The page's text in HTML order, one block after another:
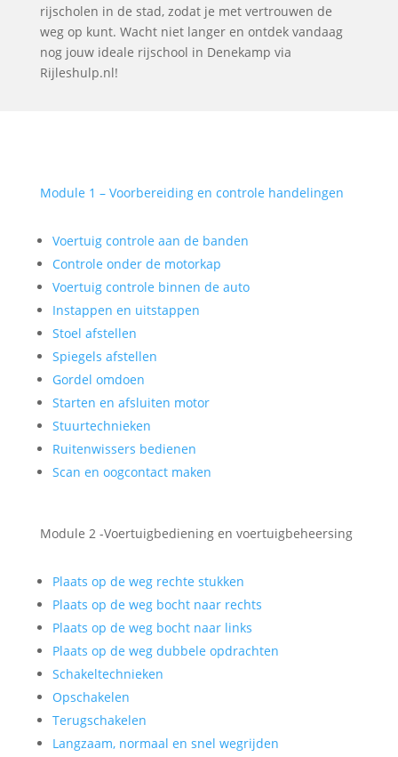
rijscholen in de stad, zodat je met vertrouwen de
weg op kunt. Wacht niet langer en ontdek vandaag
nog jouw ideale rijschool in Denekamp via
Rijleshulp.nl!
Module 1 – Voorbereiding en controle handelingen
Voertuig controle aan de banden
Controle onder de motorkap
Voertuig controle binnen de auto
Instappen en uitstappen
Stoel afstellen
Spiegels afstellen
Gordel omdoen
Starten en afsluiten motor
Stuurtechnieken
Ruitenwissers bedienen
Scan en oogcontact maken
Module 2 -Voertuigbediening en voertuigbeheersing
Plaats op de weg rechte stukken
Plaats op de weg bocht naar rechts
Plaats op de weg bocht naar links
Plaats op de weg dubbele opdrachten
Schakeltechnieken
Opschakelen
Terugschakelen
Langzaam, normaal en snel wegrijden